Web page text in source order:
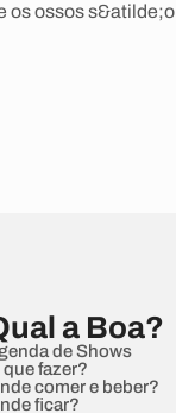
os ossos
a Boa?
de Shows
que fazer?
comer e beber?
ficar?